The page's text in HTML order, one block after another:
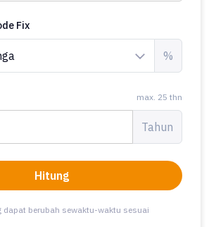
Fix
%
max. 25 thn
Tahun
Hitung
berubah sewaktu-waktu sesuai